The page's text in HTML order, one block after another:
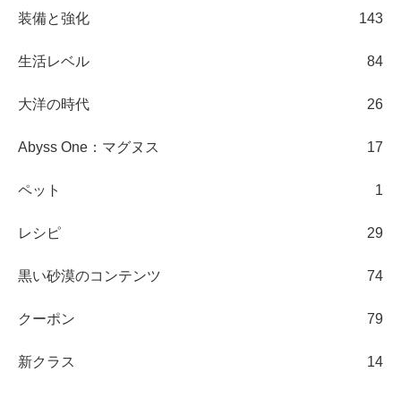
装備と強化 143
生活レベル 84
大洋の時代 26
Abyss One：マグヌス 17
ペット 1
レシピ 29
黒い砂漠のコンテンツ 74
クーポン 79
新クラス 14